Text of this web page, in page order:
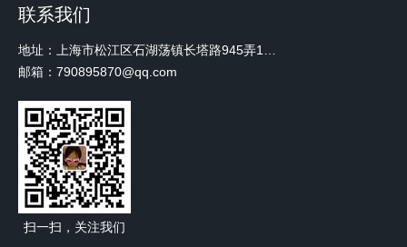
联系我们
邮箱：790895870@qq.com
扫一扫，关注我们